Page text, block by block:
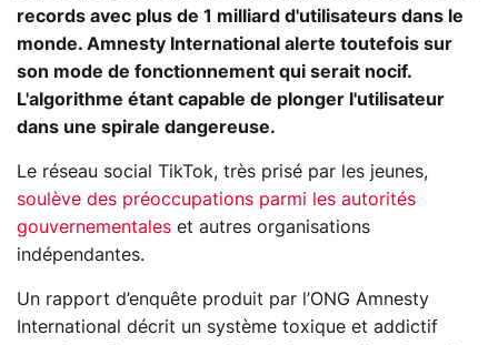
records avec plus de 1 milliard d'utilisateurs dans le
monde. Amnesty International alerte toutefois sur
son mode de fonctionnement qui serait nocif.
L'algorithme étant capable de plonger l'utilisateur
dans une spirale dangereuse.
Le réseau social TikTok, très prisé par les jeunes,
soulève des préoccupations parmi les autorités
gouvernementales et autres organisations
indépendantes.
Un rapport d’enquête produit par l’ONG Amnesty
International décrit un système toxique et addictif